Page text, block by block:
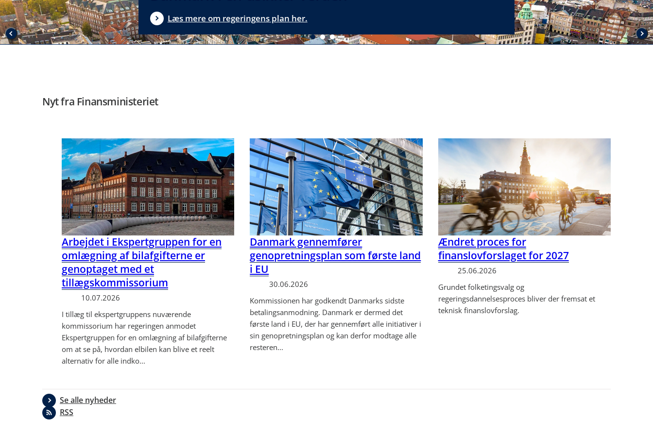
Læs mere om regeringens plan her.
Nyt fra Finansministeriet
Arbejdet i Ekspertgruppen for en
omlægning af bilafgifterne er
genoptaget med et
tillægskommissorium
10.07.2026
I tillæg til ekspertgruppens nuværende
kommissorium har regeringen anmodet
Ekspertgruppen for en omlægning af bilafgifterne
om at se på, hvordan elbilen kan blive et reelt
alternativ for alle indko...
Danmark gennemfører
genopretningsplan som første land
i EU
30.06.2026
Kommissionen har godkendt Danmarks sidste
betalingsanmodning. Danmark er dermed det
første land i EU, der har gennemført alle initiativer i
sin genopretningsplan og kan derfor modtage alle
resteren...
Ændret proces for
finanslovforslaget for 2027
25.06.2026
Grundet folketingsvalg og
regeringsdannelsesproces bliver der fremsat et
teknisk finanslovforslag.
Se alle nyheder
RSS